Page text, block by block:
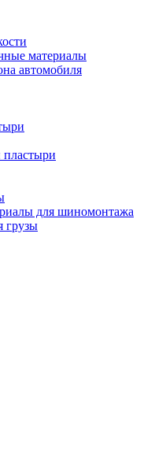
материалы
автомобиля
пластыри
для шиномонтажа
грузы